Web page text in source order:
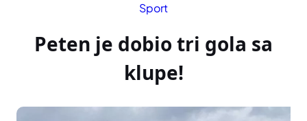
Sport
Peten je dobio tri gola sa
klupe!